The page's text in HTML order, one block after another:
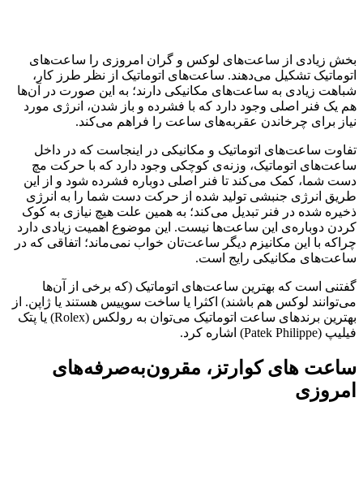
بخش زیادی از ساعت‌های لوکس و گران امروزی را ساعت‌های
اتوماتیک تشکیل می‌دهند. ساعت‌های اتوماتیک از نظر طرز کار،
شباهت زیادی به ساعت‌های مکانیکی دارند؛ به این صورت در آن‌ها
هم یک فنر اصلی وجود دارد که با فشرده و باز شدن، انرژی مورد
نیاز برای چرخاندن عقربه‌های ساعت را فراهم می‌کند.
تفاوت ساعت‌های اتوماتیک و مکانیکی در اینجاست که در داخل
ساعت‌های اتوماتیک، وزنه‌ی کوچکی وجود دارد که با حرکت مچ
دست شما، کمک می‌کند تا فنر اصلی دوباره فشرده شود و از این
طریق انرژی جنبشی تولید شده از حرکت دست شما را به انرژی
ذخیره شده در فنر تبدیل می‌کند؛ به همین علت هیچ نیازی به کوک
کردن دوباره‌ی این ساعت‌ها نیست. این موضوع اهمیت زیادی دارد
چراکه با این مکانیزم دیگر ساعت‌تان خواب نمی‌ماند؛ اتفاقی که در
ساعت‌های مکانیکی رایج است.
گفتنی است که بهترین ساعت‌های اتوماتیک (که برخی از آن‌ها
می‌توانند لوکس هم باشند) اکثرا یا ساخت سوییس هستند یا ژاپن. از
بهترین برندهای ساعت اتوماتیک می‌توان به رولکس (Rolex) یا پتک
فیلیپ (Patek Philippe) اشاره کرد.
ساعت های کوارتز، مقرون‌به‌صرفه‌های
امروزی